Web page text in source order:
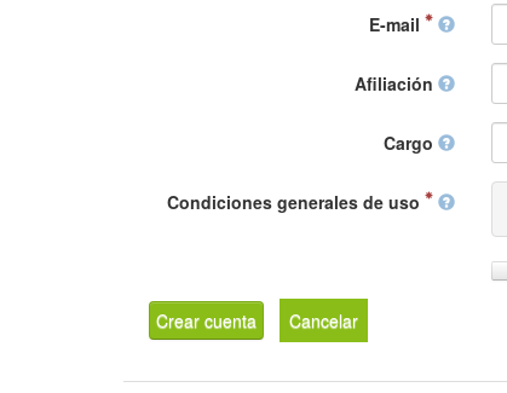
E-mail
Afiliación
Cargo
Condiciones generales de uso
Crear cuenta Cancelar